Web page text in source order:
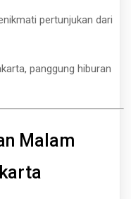
pertunjukan dari
panggung hiburan
Malam